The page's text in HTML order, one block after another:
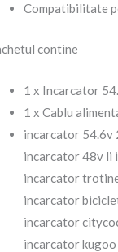
Compatibilitate
contine
1 x Incarcator
1 x Cablu
incarcator 54.6v
incarcator 48v li
incarcator
incarcator
incarcator
incarcator